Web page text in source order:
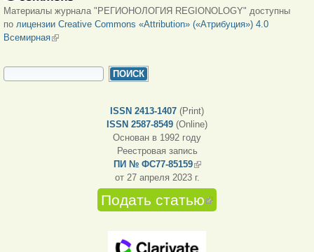
Материалы журнала "РЕГИОНОЛОГИЯ REGIONOLOGY" доступны
по лицензии Creative Commons «Attribution» («Атрибуция») 4.0
Всемирная(внешняя ссылка)
ФОРМА ПОИСКА
ISSN 2413-1407 (Print)
ISSN 2587-8549 (Online)
Основан в 1992 году
Реестровая запись
ПИ № ФС77-85159(внешняя ссылка)
от 27 апреля 2023 г.
Подать статью